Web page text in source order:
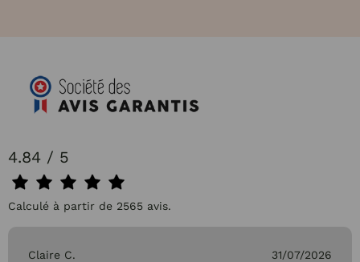
4.84 / 5
Calculé à partir de 2565 avis.
Claire C. 31/07/2026